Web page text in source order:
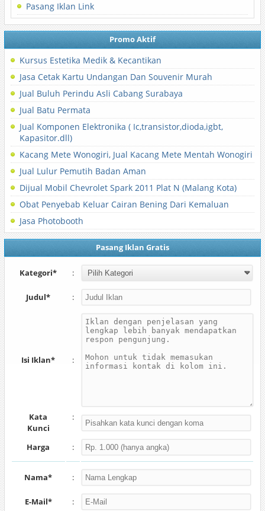
Pasang Iklan Link
Promo Aktif
Kursus Estetika Medik & Kecantikan
Jasa Cetak Kartu Undangan Dan Souvenir Murah
Jual Buluh Perindu Asli Cabang Surabaya
Jual Batu Permata
Jual Komponen Elektronika ( Ic,transistor,dioda,igbt,
Kapasitor.dll)
Kacang Mete Wonogiri, Jual Kacang Mete Mentah Wonogiri
Jual Lulur Pemutih Badan Aman
Dijual Mobil Chevrolet Spark 2011 Plat N (Malang Kota)
Obat Penyebab Keluar Cairan Bening Dari Kemaluan
Jasa Photobooth
Pasang Iklan Gratis
Kategori* :
Judul* :
Isi Iklan* :
Kata
Kunci
:
Harga :
Nama* :
E-Mail* :